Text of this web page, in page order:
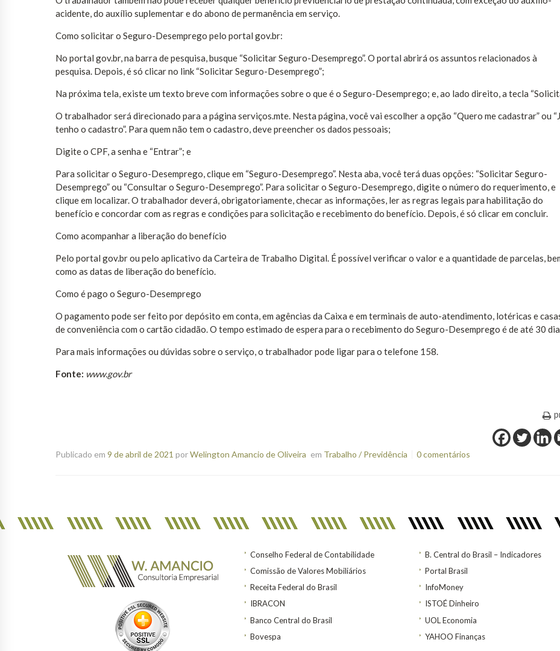
acidente, do auxílio suplementar e do abono de permanência em serviço.
Como solicitar o Seguro-Desemprego pelo portal gov.br:
No portal gov.br, na barra de pesquisa, busque “Solicitar Seguro-Desemprego”. O portal abrirá os assuntos relacionados à
pesquisa. Depois, é só clicar no link “Solicitar Seguro-Desemprego”;
Na próxima tela, existe um texto breve com informações sobre o que é o Seguro-Desemprego; e, ao lado direito, a tecla
O trabalhador será direcionado para a página serviços.mte. Nesta página, você vai escolher a opção “Quero me cadastrar” ou
tenho o cadastro”. Para quem não tem o cadastro, deve preencher os dados pessoais;
Digite o CPF, a senha e “Entrar”; e
Para solicitar o Seguro-Desemprego, clique em “Seguro-Desemprego”. Nesta aba, você terá duas opções: “Solicitar Seguro-
Desemprego” ou “Consultar o Seguro-Desemprego”. Para solicitar o Seguro-Desemprego, digite o número do requerimento, e
clique em localizar. O trabalhador deverá, obrigatoriamente, checar as informações, ler as regras legais para habilitação do
benefício e concordar com as regras e condições para solicitação e recebimento do benefício. Depois, é só clicar em concluir.
Como acompanhar a liberação do benefício
Pelo portal gov.br ou pelo aplicativo da Carteira de Trabalho Digital. É possível verificar o valor e a quantidade de parcelas,
como as datas de liberação do benefício.
Como é pago o Seguro-Desemprego
O pagamento pode ser feito por depósito em conta, em agências da Caixa e em terminais de auto-atendimento, lotéricas e
de conveniência com o cartão cidadão. O tempo estimado de espera para o recebimento do Seguro-Desemprego é de até 30
Para mais informações ou dúvidas sobre o serviço, o trabalhador pode ligar para o telefone 158.
Fonte: www.gov.br
Publicado em 9 de abril de 2021 porWelington Amancio de Oliveira em Trabalho / Previdência 0 comentários
Conselho Federal de Contabilidade
Comissão de Valores Mobiliários
Receita Federal do Brasil
IBRACON
Banco Central do Brasil
Bovespa
B. Central do Brasil – Indicadores
Portal Brasil
InfoMoney
ISTOÉ Dinheiro
UOL Economia
YAHOO Finanças